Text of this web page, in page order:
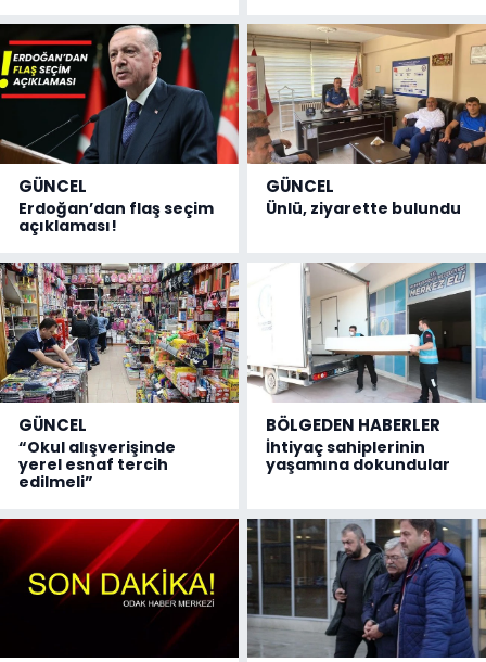
GÜNCEL
Erdoğan’dan flaş seçim
açıklaması!
GÜNCEL
Ünlü, ziyarette bulundu
GÜNCEL
“Okul alışverişinde
yerel esnaf tercih
edilmeli”
BÖLGEDEN HABERLER
İhtiyaç sahiplerinin
yaşamına dokundular